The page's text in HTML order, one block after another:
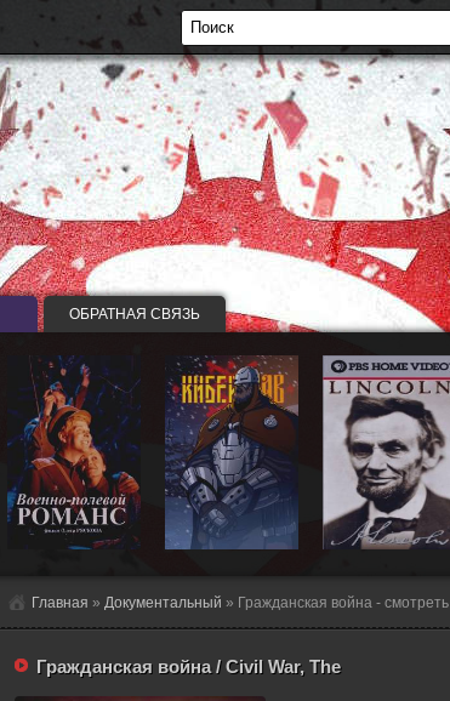
Главная » Документальный » Гражданская война -
Гражданская война / Civil War, The
ОБРАТНАЯ СВЯЗЬ